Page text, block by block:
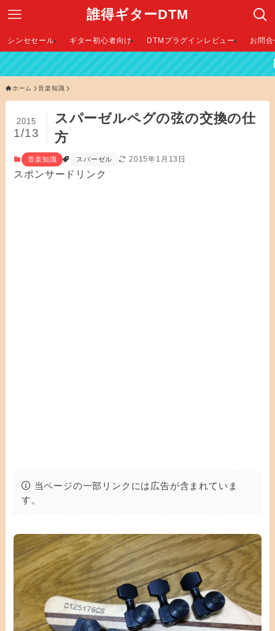
誰得ギターDTM
シンセセール ギター初心者向け DTMプラグインレビュー お問
ホーム 音楽知識
スパーゼルペグの弦の交換の仕
方
2015
1/13
音楽知識 スパーゼル 2015年1月13日
スポンサードリンク
当ページの一部リンクには広告が含まれていま
す。